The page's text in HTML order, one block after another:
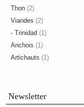
Thon (2)
Viandes (2)
- Trinidad (1)
Anchois (1)
Artichauts (1)
Newsletter